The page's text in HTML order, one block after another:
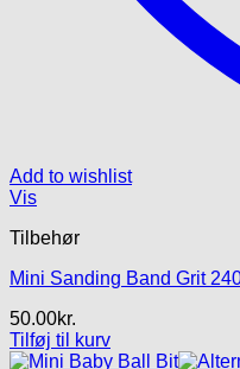
Add to wishlist
Vis
Tilbehør
Mini Sanding Band Grit
50.00kr.
Tilføj til kurv